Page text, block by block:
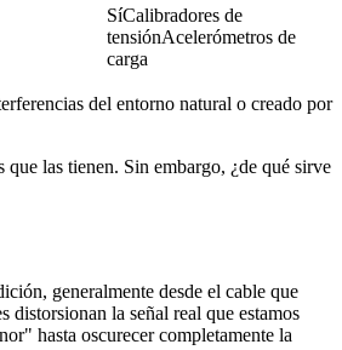
SíCalibradores de
tensiónAcelerómetros de
carga
del entorno natural o creado por
que las tienen. Sin embargo, ¿de qué sirve
generalmente desde el cable que
distorsionan la señal real que estamos
hasta oscurecer completamente la